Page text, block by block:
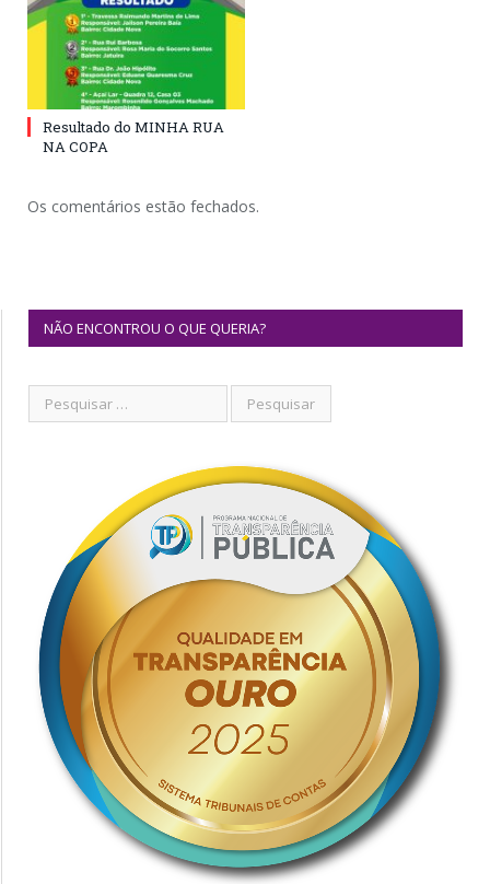
Resultado do MINHA RUA
NA COPA
Os comentários estão fechados.
NÃO ENCONTROU O QUE QUERIA?